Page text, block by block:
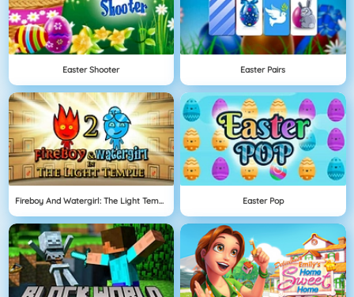
Easter Shooter Easter Pairs
Fireboy And Watergirl: The Light Temple Easter Pop